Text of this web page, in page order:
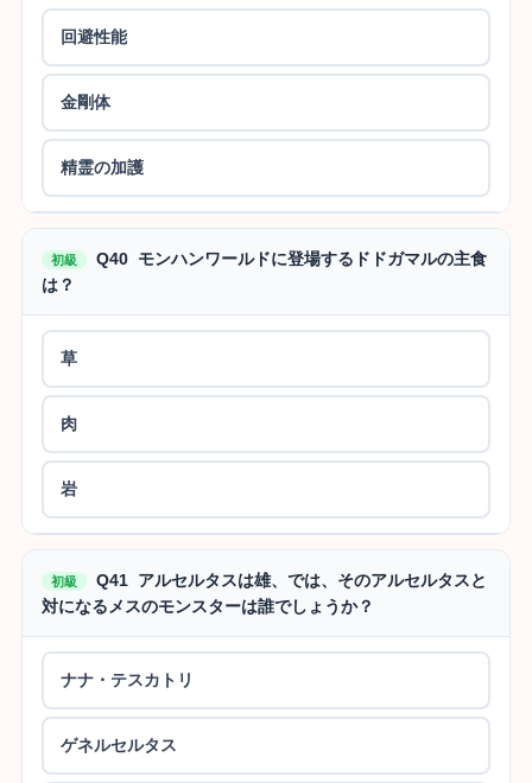
回避性能
金剛体
精霊の加護
初級
Q40 モンハンワールドに登場するドドガマルの主食
は？
草
肉
岩
初級
Q41 アルセルタスは雄、では、そのアルセルタスと
対になるメスのモンスターは誰でしょうか？
ナナ・テスカトリ
ゲネルセルタス